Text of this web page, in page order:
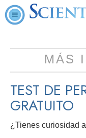
MÁS
TEST DE
GRATUITO
¿Tienes curiosidad